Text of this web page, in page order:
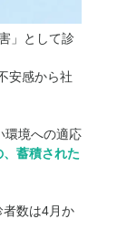
」として診
安感から社
環境への適応
蓄積された
者数は4月か